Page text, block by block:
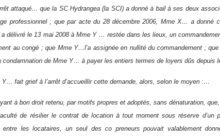
attaqué… que la SC Hydrangea (la SCI) a donné à bail à ses deux
professionnel ; que par acte du 28 décembre 2006, Mme X… a donné
délivré le 13 mai 2008 à Mme Y … restée dans les lieux, un
au congé ; que Mme Y…l’a assignée en nullité du commandement ;
condamnation de Mme Y… à payer les entiers termes de loyers dûs depuis
fait grief à l’arrêt d’accueillir cette demande, alors, selon le moyen :…
à bon droit retenu, par motifs propres et adoptés, sans dénaturation,
de résilier le contrat de location à tout moment sous réserve d’un
entre les locataires, un seul des co preneurs pouvait valablement